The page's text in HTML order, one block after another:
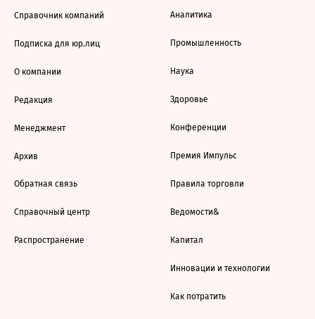
Справочник компаний
Подписка для юр.лиц
О компании
Редакция
Менеджмент
Архив
Обратная связь
Справочный центр
Распространение
Аналитика
Промышленность
Наука
Здоровье
Конференции
Премия Импульс
Правила торговли
Ведомости&
Капитал
Инновации и технологии
Как потратить